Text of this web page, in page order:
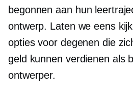
begonnen aan hun
ontwerp. Laten we eens
opties voor degenen die
geld kunnen verdienen als
ontwerper.